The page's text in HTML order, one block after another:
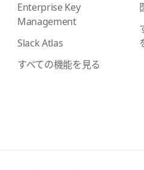
Enterprise Key
Management
Slack Atlas
すべての機能を見る